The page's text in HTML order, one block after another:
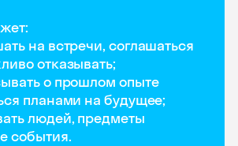
на встречи, соглашаться
отказывать;
о прошлом опыте
планами на будущее;
людей, предметы
события.